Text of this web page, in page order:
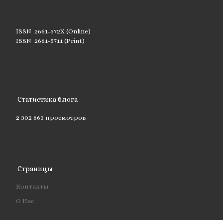
ISSN 2661-572X (Online)
ISSN 2661-5711 (Print)
Статистика блога
2 302 663 просмотров
Страницы
Контакты
О Нас